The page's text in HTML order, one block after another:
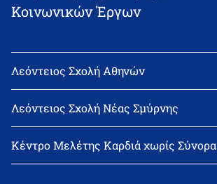
Κοινωνικών Έργων
Λεόντειος Σχολή Αθηνών
email: l_leonin@leonteiosedu.gr
Λεόντειος Σχολή Νέας Σμύρνης
email: info@leonteiosns.gr
Κέντρο Μελέτης Καρδιά χωρίς Σύνορα